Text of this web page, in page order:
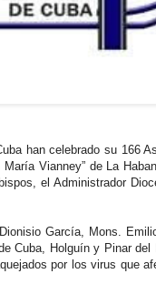
han celebrado su 166
María Vianney” de La
el Administrador
García, Mons.
Cuba, Holguín y Pinar
por los virus que